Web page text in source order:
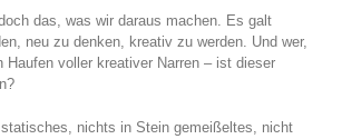
das, was wir daraus machen. Es galt
neu zu denken, kreativ zu werden. Und wer,
Haufen voller kreativer Narren – ist dieser
nichts in Stein gemeißeltes, nicht